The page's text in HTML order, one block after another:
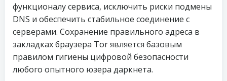
функционалу сервиса, исключить риски подмены
DNS и обеспечить стабильное соединение с
серверами. Сохранение правильного адреса в
закладках браузера Tor является базовым
правилом гигиены цифровой безопасности
любого опытного юзера даркнета.